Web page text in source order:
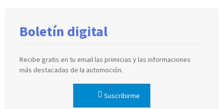
Boletín digital
Recibe gratis en tu email las primicias y las informaciones
más destacadas de la automoción.
Suscribirme